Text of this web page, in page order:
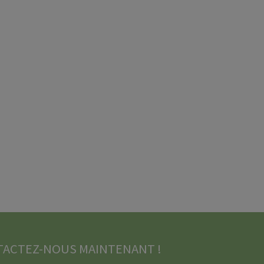
NOUS MAINTENANT !